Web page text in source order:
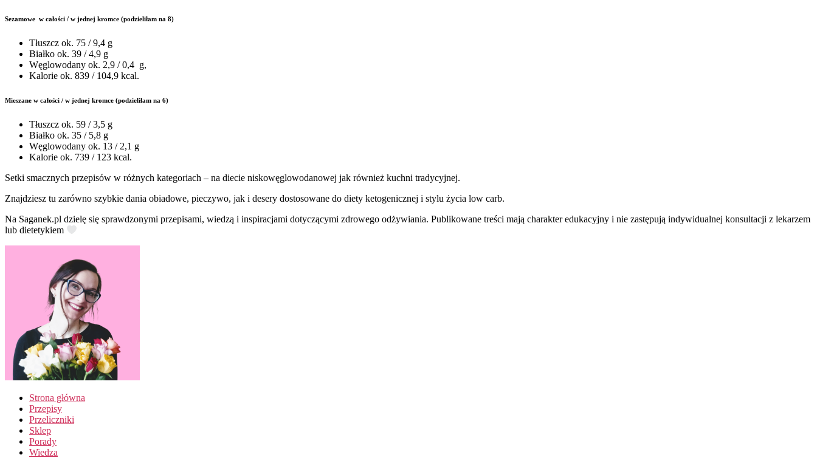
Sezamowe w całości / w jednej kromce (podzieliłam na 8)
Tłuszcz ok. 75 / 9,4 g
Białko ok. 39 / 4,9 g
Węglowodany ok. 2,9 / 0,4 g,
Kalorie ok. 839 / 104,9 kcal.
Mieszane w całości / w jednej kromce (podzieliłam na 6)
Tłuszcz ok. 59 / 3,5 g
Białko ok. 35 / 5,8 g
Węglowodany ok. 13 / 2,1 g
Kalorie ok. 739 / 123 kcal.
Setki smacznych przepisów w różnych kategoriach – na diecie niskowęglowodanowej jak również kuchni tradycyjnej.
Znajdziesz tu zarówno szybkie dania obiadowe, pieczywo, jak i desery dostosowane do diety ketogenicznej i stylu życia low carb.
Na Saganek.pl dzielę się sprawdzonymi przepisami, wiedzą i inspiracjami dotyczącymi zdrowego odżywiania. Publikowane treści mają charakter edukacyjny i nie zastępują indywidualnej konsultacji z lekarzem
lub dietetykiem
Strona główna
Przepisy
Przeliczniki
Sklep
Porady
Wiedza